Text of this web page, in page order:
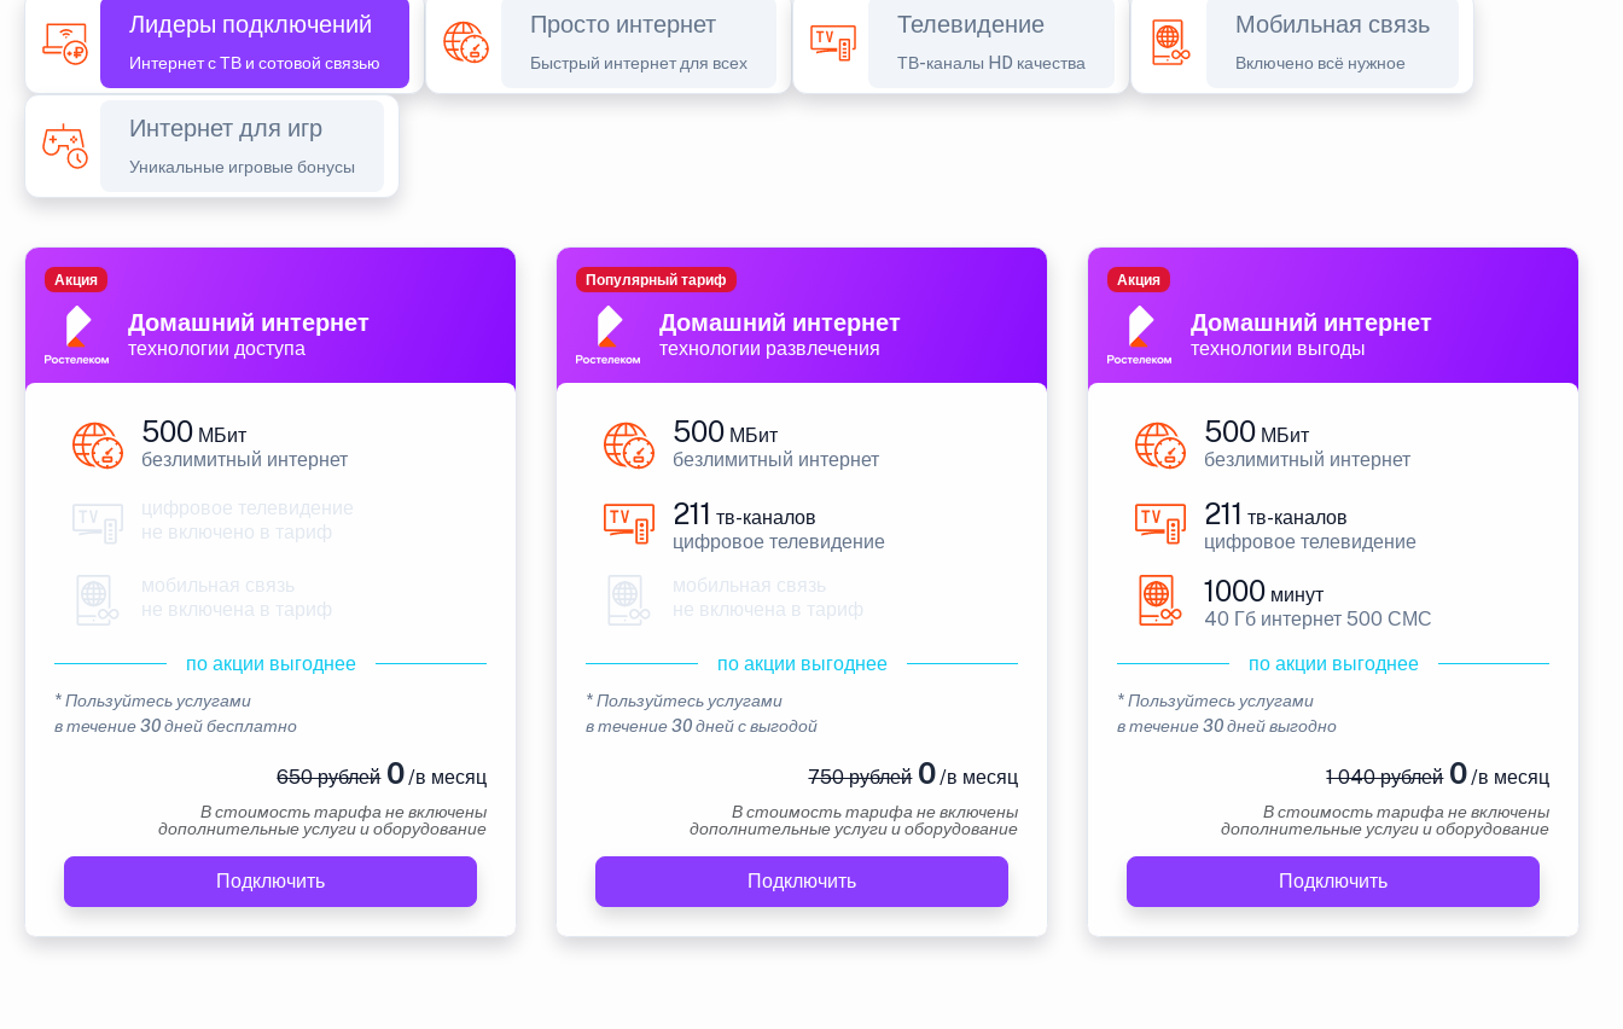
Лидеры подключений
Интернет с ТВ и сотовой связью
Просто интернет
Быстрый интернет для всех
Телевидение
ТВ-каналы HD качества
Мобильная связь
Включено всё нужное
Интернет для игр
Уникальные игровые бонусы
Домашний интернет
технологии доступа
Акция
500 МБит
безлимитный интернет
цифровое телевидение
не включено в тариф
мобильная связь
не включена в тариф
по акции выгоднее
* Пользуйтесь услугами
в течение 30 дней бесплатно
650 рублей0/в месяц
В стоимость тарифа не включены
дополнительные услуги и оборудование
Подключить
Домашний интернет
технологии развлечения
Популярный тариф
500 МБит
безлимитный интернет
211 тв-каналов
цифровое телевидение
мобильная связь
не включена в тариф
по акции выгоднее
* Пользуйтесь услугами
в течение 30 дней с выгодой
750 рублей0/в месяц
В стоимость тарифа не включены
дополнительные услуги и оборудование
Подключить
Домашний интернет
технологии выгоды
Акция
500 МБит
безлимитный интернет
211 тв-каналов
цифровое телевидение
1000 минут
40 Гб интернет 500 СМС
по акции выгоднее
* Пользуйтесь услугами
в течение 30 дней выгодно
1 040 рублей0/в месяц
В стоимость тарифа не включены
дополнительные услуги и оборудование
Подключить